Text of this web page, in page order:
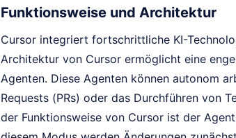
Funktionsweise und Architektur
Cursor integriert fortschrittliche KI-
Architektur von Cursor ermöglicht eine
Agenten. Diese Agenten können autonom
Requests (PRs) oder das Durchführen von
der Funktionsweise von Cursor ist der